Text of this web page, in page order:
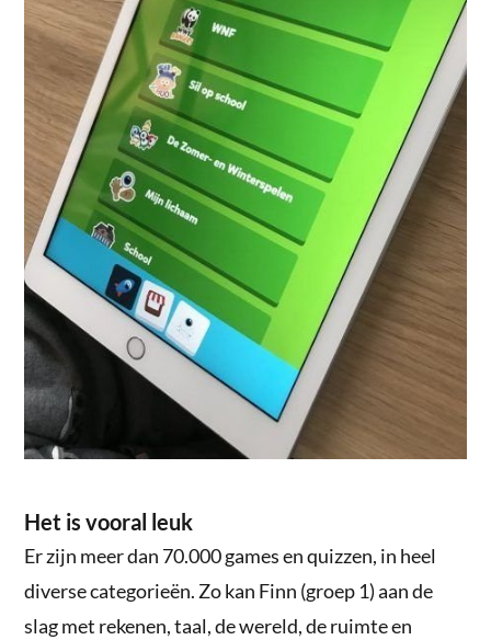
Het is vooral leuk
Er zijn meer dan 70.000 games en quizzen, in heel
diverse categorieën. Zo kan Finn (groep 1) aan de
slag met rekenen, taal, de wereld, de ruimte en